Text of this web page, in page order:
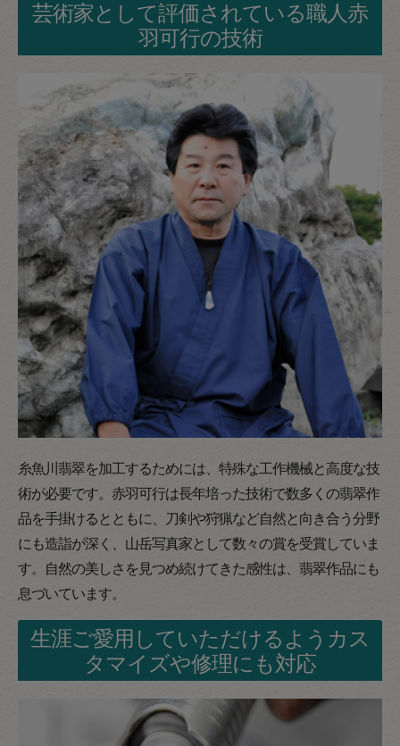
芸術家として評価されている職人赤
羽可行の技術
糸魚川翡翠を加工するためには、特殊な工作機械と高度な技
術が必要です。赤羽可行は長年培った技術で数多くの翡翠作
品を手掛けるとともに、刀剣や狩猟など自然と向き合う分野
にも造詣が深く、山岳写真家として数々の賞を受賞していま
す。自然の美しさを見つめ続けてきた感性は、翡翠作品にも
息づいています。
生涯ご愛用していただけるようカス
タマイズや修理にも対応